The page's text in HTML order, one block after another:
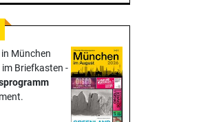
München
Briefkasten -